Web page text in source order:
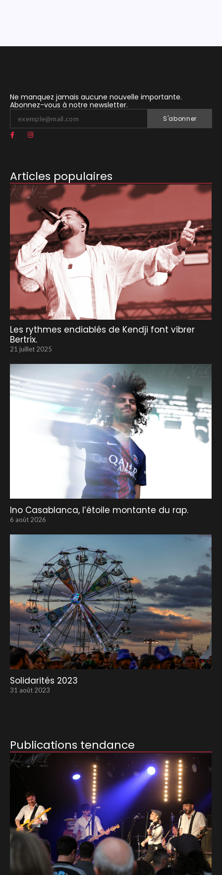
Ne manquez jamais aucune nouvelle importante.
Abonnez-vous à notre newsletter.
S'abonner
Articles populaires
Les rythmes endiablés de Kendji font vibrer
Bertrix.
21 juillet 2025
Ino Casablanca, l’étoile montante du rap.
6 août 2026
Solidarités 2023
31 août 2023
Publications tendance